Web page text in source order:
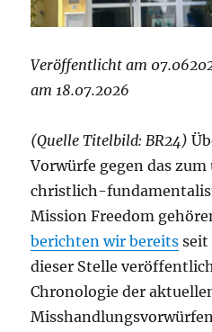
Veröffentlicht am
am 18.07.2026
(Quelle Titelbild: BR24)
Vorwürfe gegen das
christlich-
Mission Freedom
berichten wir bereits seit
dieser Stelle
Chronologie der